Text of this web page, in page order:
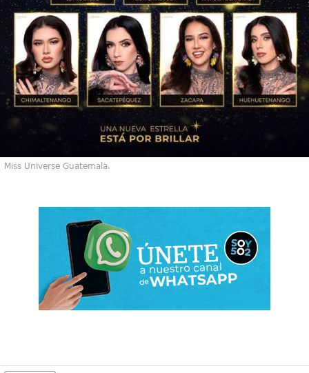
Miss Universe Guatemala.